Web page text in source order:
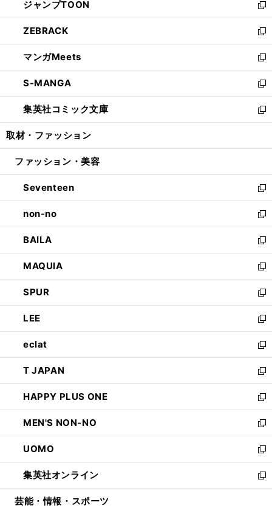
く
で
開
く
ド
ウ
で
開
く
ィ
ン
ド
ウ
で
開
く
い
ウ
ィ
ン
ド
ウ
で
開
く
ジャンプTOON
新
し
い
ウ
ィ
ン
ド
ウ
で
開
ZEBRACK
新
し
い
ウ
ィ
ン
ド
ウ
開
マンガMeets
新
し
い
ウ
ィ
ン
ウ
開
く
S-MANGA
新
し
い
ウ
ン
ウ
で
開
く
集英社コミック文庫
新
し
ウ
ン
ド
ウ
で
開
く
取材・ファッション
ファッション・美容
Seventeen
新
し
い
ウ
ィ
ン
ド
ウ
で
開
く
non-no
新
し
い
ウ
ィ
ン
ド
ウ
で
開
く
BAILA
新
し
い
ウ
ィ
ン
ド
ウ
で
開
く
MAQUIA
新
し
い
ウ
ィ
ン
ド
ウ
で
開
く
SPUR
新
し
い
ウ
ィ
ン
ド
ウ
で
開
く
LEE
新
し
い
ウ
ィ
ン
ド
ウ
で
開
く
eclat
新
し
い
ウ
ィ
ン
ド
ウ
で
開
く
T JAPAN
新
し
い
ウ
ィ
ン
ド
ウ
で
開
HAPPY PLUS ONE
新
し
い
ウ
ィ
ン
ド
ウ
MEN'S NON-NO
新
し
い
ウ
ィ
ン
UOMO
新
し
い
ウ
集英社オンライン
新
し
芸能・情報・スポーツ